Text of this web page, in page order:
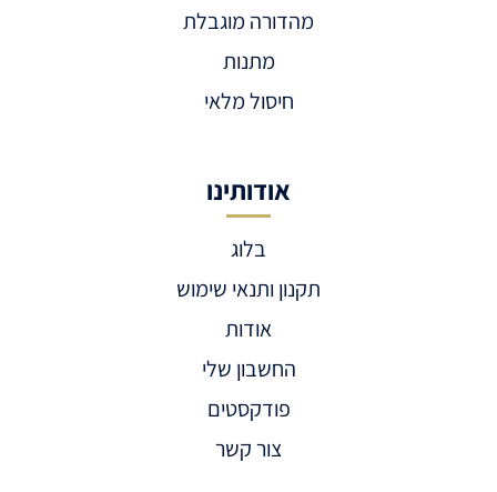
מהדורה מוגבלת
מתנות
חיסול מלאי
אודותינו
בלוג
תקנון ותנאי שימוש
אודות
החשבון שלי
פודקסטים
צור קשר